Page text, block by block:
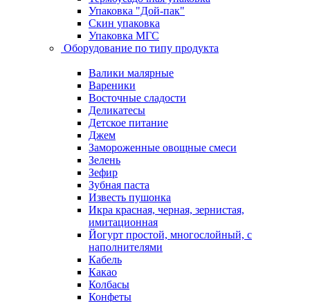
Упаковка "Дой-пак"
Скин упаковка
Упаковка МГС
Оборудование по типу продукта
Валики малярные
Вареники
Восточные сладости
Деликатесы
Детское питание
Джем
Замороженные овощные смеси
Зелень
Зефир
Зубная паста
Известь пушонка
Икра красная, черная, зернистая,
имитационная
Йогурт простой, многослойный, с
наполнителями
Кабель
Какао
Колбасы
Конфеты